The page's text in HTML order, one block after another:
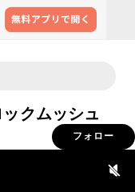
クムッシュ
フォロー